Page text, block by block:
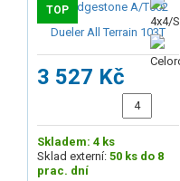
TOP
3 527 Kč
Skladem: 4 ks
Sklad externí: 50 ks do 8
prac. dní